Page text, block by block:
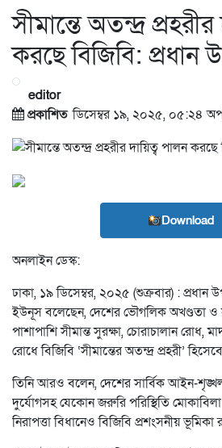
সীমান্তে অতন্দ্র
করছে বিজিবি: প্রধান
editor
প্রকাশিতডিসেম্বর ১৯, ২০২৫, ০৫:২৪
Download
অনলাইন ডেস্ক:
ঢাকা, ১৯ ডিসেম্বর, ২০২৫ (শুক্রবার) : প্রধান
ইউনূস বলেছেন, দেশের ভৌগলিক অখণ্ডতা ও
পাশাপাশি সীমান্ত সুরক্ষা, চোরাচালান রোধ,
রোধে বিজিবি ‘সীমান্তের অতন্দ্র প্রহরী’
তিনি আরও বলেন, দেশের সার্বিক আইন-
দুর্যোগসহ যেকোন জরুরি পরিস্থিতি
নিরাপত্তা বিধানেও বিজিবি প্রশংসনীয় ভূমিকা